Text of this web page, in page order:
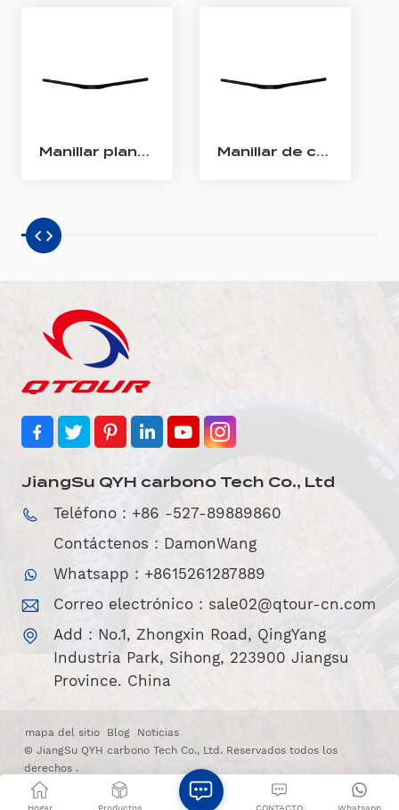
Manillar plano MTB de carbono de 31,8 mm Manillar de carbono AM MTB Rise de 31,8 mm
JiangSu QYH carbono Tech Co., Ltd
Teléfono : +86 -527-89889860
Contáctenos : DamonWang
Whatsapp : +8615261287889
Correo electrónico : sale02@qtour-cn.com
Add : No.1, Zhongxin Road, QingYang
Industria Park, Sihong, 223900 Jiangsu
Province. China
mapa del sitio Blog
Noticias
© JiangSu QYH carbono Tech Co., Ltd. Reservados todos los
derechos .
Blog
POLÍTICA DE PRIVACIDAD Soporta red IPv6
Hogar Productos Whatsapp
CONTACTO